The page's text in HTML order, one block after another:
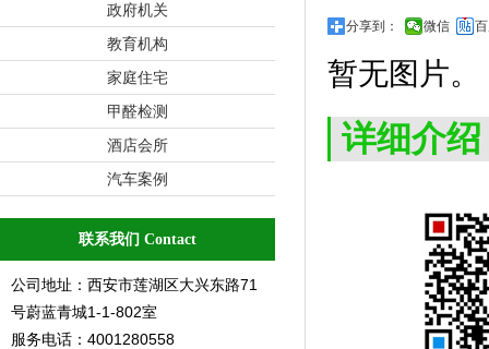
政府机关
教育机构
家庭住宅
甲醛检测
酒店会所
汽车案例
联系我们 Contact
公司地址：西安市莲湖区大兴东路71
号蔚蓝青城1-1-802室
服务电话：4001280558
分享到： 微信
暂无图片。
详细介绍